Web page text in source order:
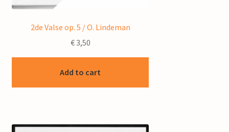
2de Valse op. 5 / O. Lindeman
€3,50
Add to cart